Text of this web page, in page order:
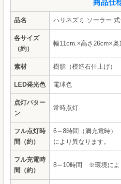
商品仕
品名 ハリネズミ ソーラー
各サイズ
（約）
幅11cm.×高さ26cm×奥
素材 樹脂（模造石仕上げ）
LED発光色 電球色
点灯パター
ン
常時点灯
フル点灯時
間（約）
6～8時間（満充電時
により異なります。
フル充電時
間（約）
8～10時間 ※環境によ